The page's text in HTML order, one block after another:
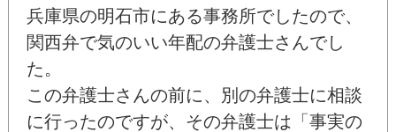
兵庫県の明石市にある事務所でしたので、
関西弁で気のいい年配の弁護士さんでし
た。
この弁護士さんの前に、別の弁護士に相談
に行ったのですが、その弁護士は「事実の